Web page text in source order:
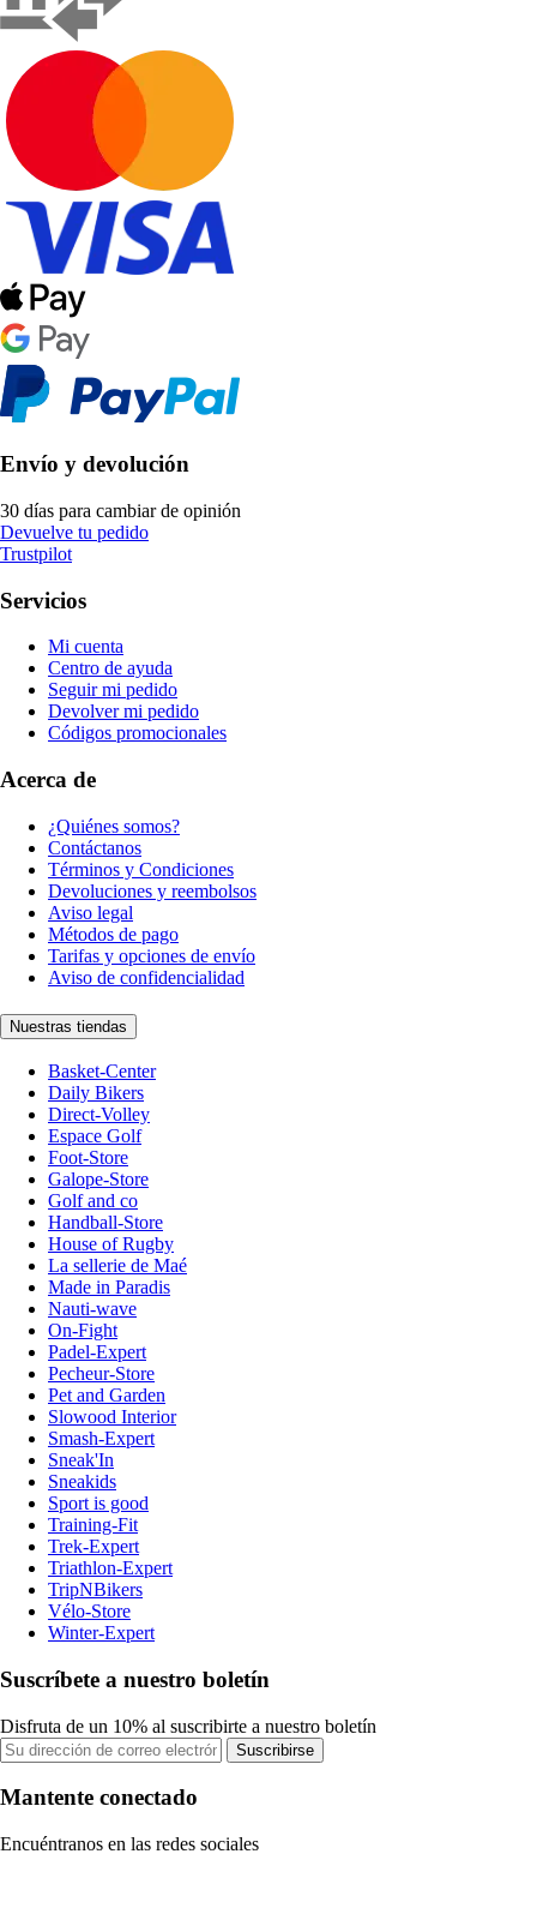
Envío y devolución
30 días para cambiar de opinión
Devuelve tu pedido
Trustpilot
Servicios
Mi cuenta
Centro de ayuda
Seguir mi pedido
Devolver mi pedido
Códigos promocionales
Acerca de
¿Quiénes somos?
Contáctanos
Términos y Condiciones
Devoluciones y reembolsos
Aviso legal
Métodos de pago
Tarifas y opciones de envío
Aviso de confidencialidad
Nuestras tiendas
Basket-Center
Daily Bikers
Direct-Volley
Espace Golf
Foot-Store
Galope-Store
Golf and co
Handball-Store
House of Rugby
La sellerie de Maé
Made in Paradis
Nauti-wave
On-Fight
Padel-Expert
Pecheur-Store
Pet and Garden
Slowood Interior
Smash-Expert
Sneak'In
Sneakids
Sport is good
Training-Fit
Trek-Expert
Triathlon-Expert
TripNBikers
Vélo-Store
Winter-Expert
Suscríbete a nuestro boletín
Disfruta de un 10% al suscribirte a nuestro boletín
Suscribirse
Mantente conectado
Encuéntranos en las redes sociales